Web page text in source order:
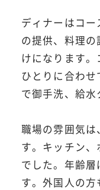
ディナーはコ
の提供、料理
けになります
ひとりに合わ
で御手洗、給水
職場の雰囲気
す。キッチン
でした。年齢
す。外国人の方